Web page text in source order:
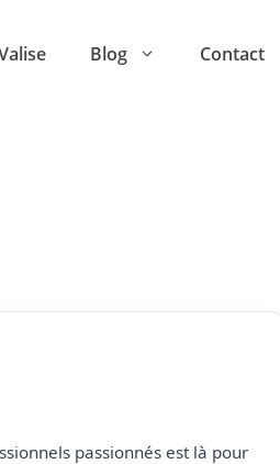
Blog Contact
passionnés est là pour